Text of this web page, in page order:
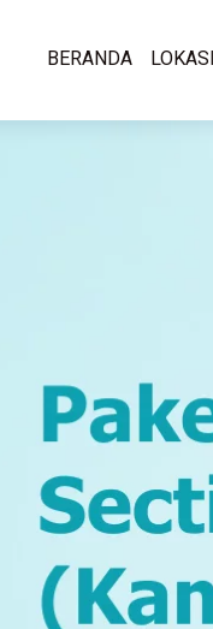
BERANDA LOKASI